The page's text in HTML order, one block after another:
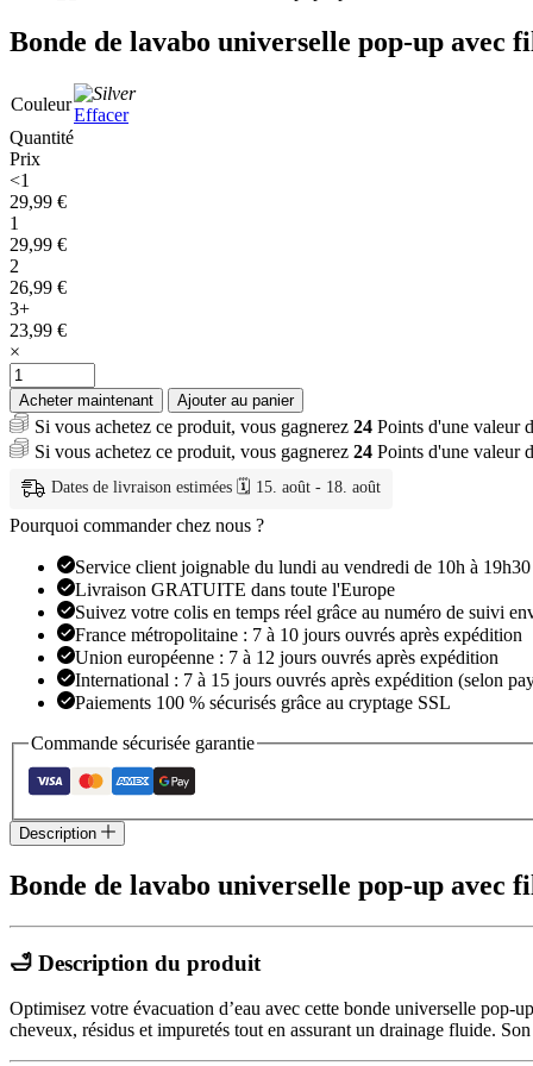
Bonde de lavabo universelle pop-up avec
Couleur
Effacer
Quantité
Prix
<1
29,99 €
1
29,99 €
2
26,99 €
3+
23,99 €
×
quantité
de
Bonde
de
lavabo
universelle
pop-
up
filtre
Acheter maintenant Ajouter au panier
Si vous achetez ce produit, vous gagnerez 24 Points d'une valeur
Si vous achetez ce produit, vous gagnerez 24 Points d'une valeur
Dates de livraison estimées 🗓️ 15. août - 18. août
Pourquoi commander chez nous ?
Service client joignable du lundi au vendredi de 10h à 19h30
Livraison GRATUITE dans toute l'Europe
Suivez votre colis en temps réel grâce au numéro de suivi
France métropolitaine : 7 à 10 jours ouvrés après expédition
Union européenne : 7 à 12 jours ouvrés après expédition
International : 7 à 15 jours ouvrés après expédition (selon
Paiements 100 % sécurisés grâce au cryptage SSL
Commande sécurisée garantie
Description
Bonde de lavabo universelle pop-up
🛁 Description du produit
Optimisez votre évacuation d’eau avec cette bonde universelle pop-
cheveux, résidus et impuretés tout en assurant un drainage fluide.